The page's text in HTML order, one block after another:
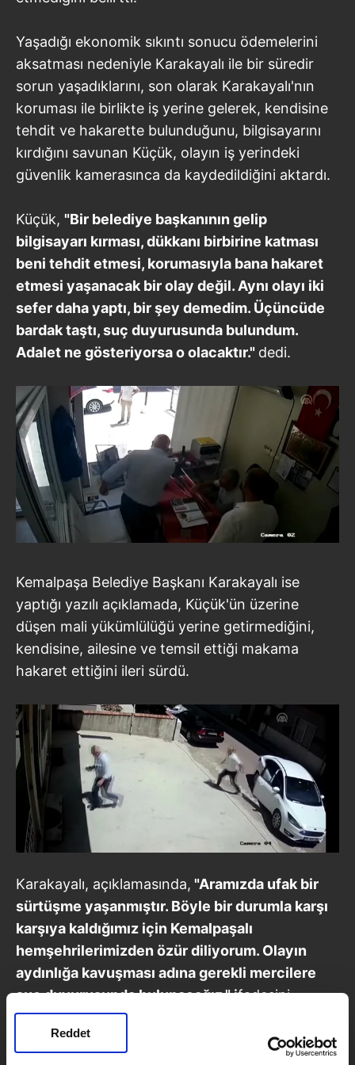
Reddet
Yaşadığı ekonomik sıkıntı sonucu ödemelerini
aksatması nedeniyle Karakayalı ile bir süredir
sorun yaşadıklarını, son olarak Karakayalı'nın
koruması ile birlikte iş yerine gelerek, kendisine
tehdit ve hakarette bulunduğunu, bilgisayarını
kırdığını savunan Küçük, olayın iş yerindeki
güvenlik kamerasınca da kaydedildiğini aktardı.
Küçük, "Bir belediye başkanının gelip
bilgisayarı kırması, dükkanı birbirine katması
beni tehdit etmesi, korumasıyla bana hakaret
etmesi yaşanacak bir olay değil. Aynı olayı iki
sefer daha yaptı, bir şey demedim. Üçüncüde
bardak taştı, suç duyurusunda bulundum.
Adalet ne gösteriyorsa o olacaktır." dedi.
Kemalpaşa Belediye Başkanı Karakayalı ise
yaptığı yazılı açıklamada, Küçük'ün üzerine
düşen mali yükümlülüğü yerine getirmediğini,
kendisine, ailesine ve temsil ettiği makama
hakaret ettiğini ileri sürdü.
Karakayalı, açıklamasında, "Aramızda ufak bir
sürtüşme yaşanmıştır. Böyle bir durumla karşı
karşıya kaldığımız için Kemalpaşalı
hemşehrilerimizden özür diliyorum. Olayın
aydınlığa kavuşması adına gerekli mercilere
suç duyurusunda bulunacağız." ifadesini
kullandı.
Kemalpaşa'da 2009-2014 döneminde belediye
başkanlığı yapan Karakayalı, 31 Mart 2019 yerel